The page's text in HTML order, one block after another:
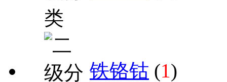
铁铬钴 (1)